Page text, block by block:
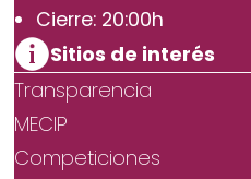
Cierre: 20:00h
Sitios de interés
Transparencia
MECIP
Competiciones